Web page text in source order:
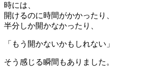
時には、
開けるのに時間がかかったり、
半分しか開かなかったり、
「もう開かないかもしれない」
そう感じる瞬間もありました。